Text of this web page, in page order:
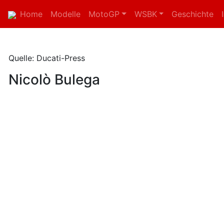
Home Modelle MotoGP WSBK Geschichte
Quelle: Ducati-Press
Nicolò Bulega